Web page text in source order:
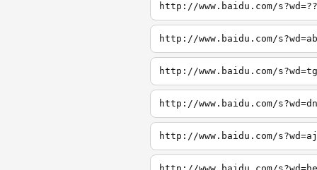
http://www.baidu.com/s?wd=??
http://www.baidu.com/s?wd=ab
http://www.baidu.com/s?wd=tg
http://www.baidu.com/s?wd=dn
http://www.baidu.com/s?wd=aj